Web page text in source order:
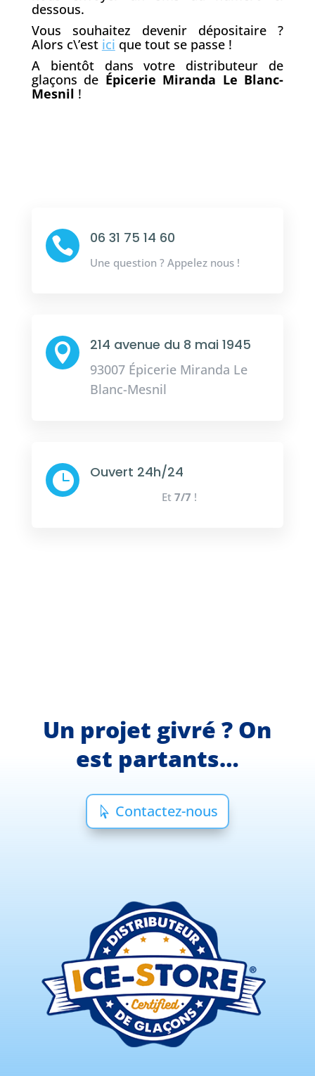
dessous.
Vous souhaitez devenir dépositaire ?
Alors c\’est ici que tout se passe !
A bientôt dans votre distributeur de
glaçons de Épicerie Miranda Le Blanc-
Mesnil !
 06 31 75 14 60
Une question ? Appelez nous !
 214 avenue du 8 mai 1945
93007 Épicerie Miranda Le
Blanc-Mesnil
 Ouvert 24h/24
Et7/7 !
Un projet givré ? On
est partants…
Contactez-nous